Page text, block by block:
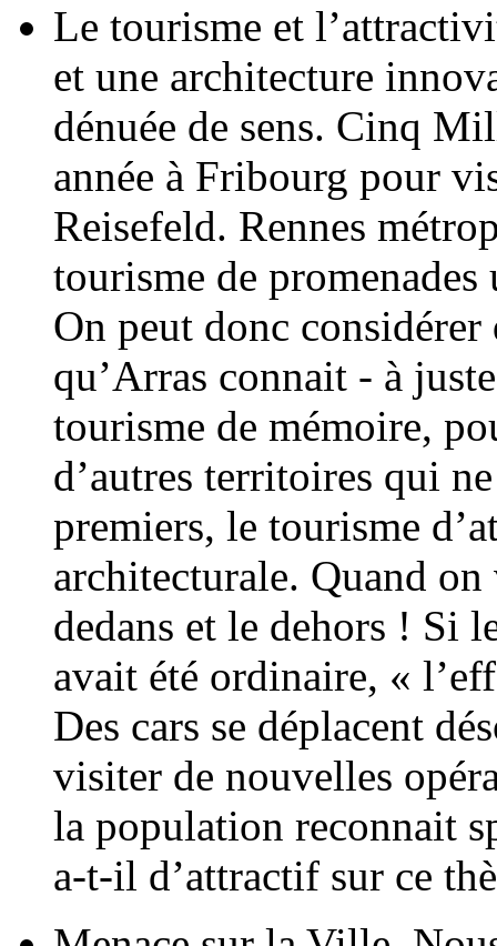
Le tourisme et
et une architecture
dénuée de sens. Cinq
année à Fribourg pour
Reisefeld. Rennes
tourisme de
On peut donc
qu’Arras connait - à
tourisme de mémoire,
d’autres territoires qui
premiers, le tourisme
architecturale. Quand
dedans et le dehors ! Si
avait été ordinaire, «
Des cars se déplacent
visiter de nouvelles
la population reconnait
a-t-il d’attractif sur ce